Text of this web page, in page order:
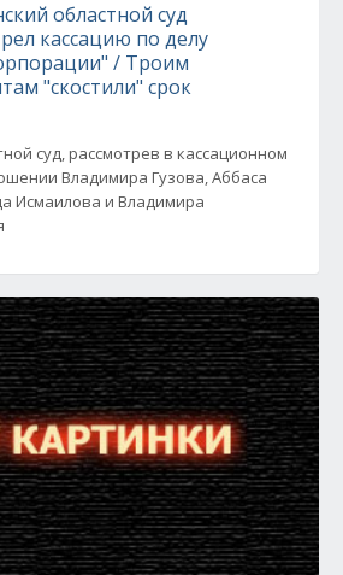
областной суд
кассацию по делу
/ Троим
"скостили" срок
суд, рассмотрев в кассационном
Владимира Гузова, Аббаса
Исмаилова и Владимира